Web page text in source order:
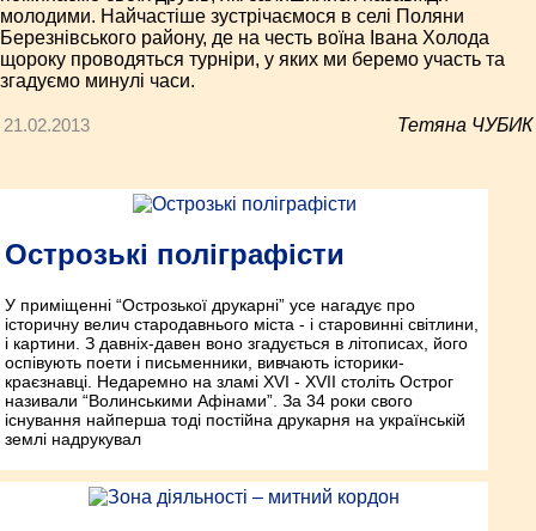
молодими. Найчастіше зустрічаємося в селі Поляни
Березнівського району, де на честь воїна Івана Холода
щороку проводяться турніри, у яких ми беремо участь та
згадуємо минулі часи.
21.02.2013 Тетяна ЧУБИК
Острозькі поліграфісти
У приміщенні “Острозької друкарні” усе нагадує про
історичну велич стародавнього міста - і старовинні світлини,
і картини. З давніх-давен воно згадується в літописах, його
оспівують поети і письменники, вивчають історики-
краєзнавці. Недаремно на зламі XVI - XVII століть Острог
називали “Волинськими Афінами”. За 34 роки свого
існування найперша тоді постійна друкарня на українській
землі надрукувал